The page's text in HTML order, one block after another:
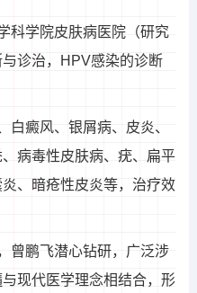
科学院皮肤病医院（研究
诊治，HPV感染的诊断
白癜风、银屑病、皮炎、
病毒性皮肤病、疣、扁平
、暗疮性皮炎等，治疗效
曾鹏飞潜心钻研，广泛涉
现代医学理念相结合，形